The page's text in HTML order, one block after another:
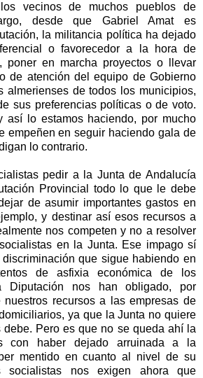
vecinos de muchos pueblos de
desde que Gabriel Amat es
la militancia política ha dejado
o favorecedor a la hora de
poner en marcha proyectos o llevar
de atención del equipo de Gobierno
almerienses de todos los municipios,
sus preferencias políticas o de voto.
así lo estamos haciendo, por mucho
empeñen en seguir haciendo gala de
lo contrario.
pedir a la Junta de Andalucía
Provincial todo lo que le debe
de asumir importantes gastos en
y destinar así esos recursos a
nos competen y no a resolver
en la Junta. Ese impago sí
que sigue habiendo en
de asfixia económica de los
Diputación nos han obligado, por
recursos a las empresas de
ya que la Junta no quiere
debe. Pero es que no se queda ahí la
con haber dejado arruinada a la
mentido en cuanto al nivel de su
socialistas nos exigen ahora que